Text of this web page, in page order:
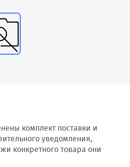
комплект поставки и
уведомления,
конкретного товара они